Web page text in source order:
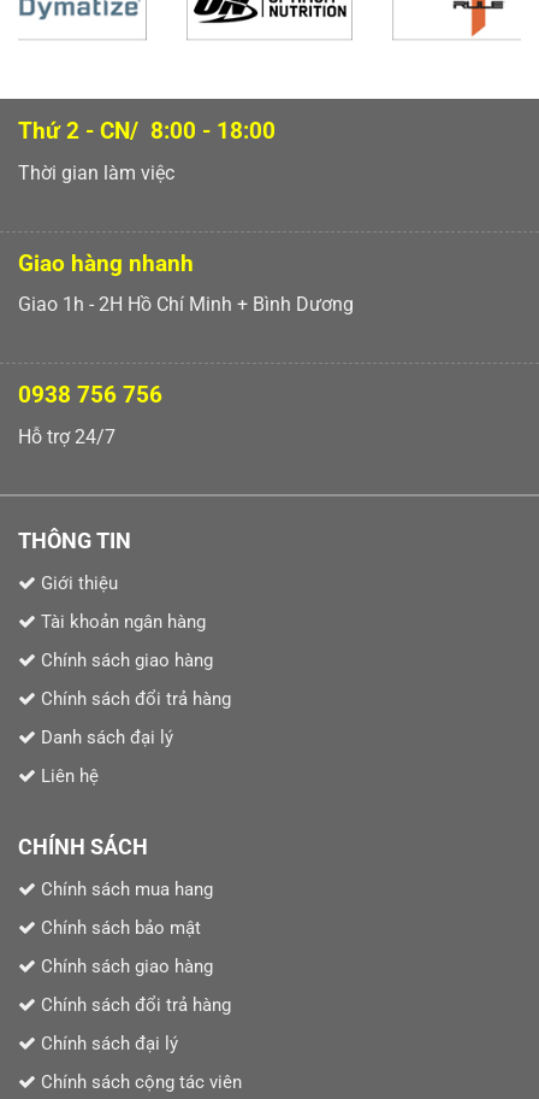
Thứ 2 - CN/ 8:00 - 18:00
Thời gian làm việc
Giao hàng nhanh
Giao 1h - 2H Hồ Chí Minh + Bình Dương
0938 756 756
Hỗ trợ 24/7
THÔNG TIN
Giới thiệu
Tài khoản ngân hàng
Chính sách giao hàng
Chính sách đổi trả hàng
Danh sách đại lý
Liên hệ
CHÍNH SÁCH
Chính sách mua hang
Chính sách bảo mật
Chính sách giao hàng
Chính sách đổi trả hàng
Chính sách đại lý
Chính sách cộng tác viên